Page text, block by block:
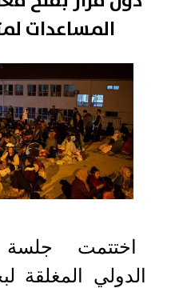
المساعدات
اختتمت
الدولي